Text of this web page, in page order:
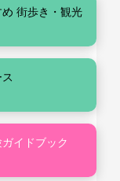
め 街歩き・観光
イドブック